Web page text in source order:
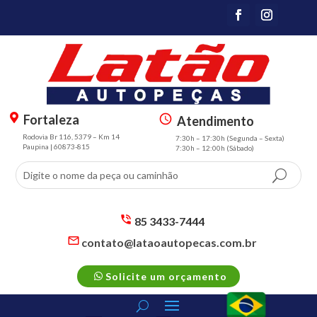
m
ar
Fortaleza
Rodovia Br 116, 5379 – Km 14
Paupina | 60873-815
t
3
sc
e
ul
e
ic
o
n
Atendimento
7:30h – 17:30h (Segunda – Sexta)
7:30h – 12:00h (Sábado)
m
p
h
o
85 3433-7444
m
t2
m
contato@lataoautopecas.com.br
Solicite um orçamento